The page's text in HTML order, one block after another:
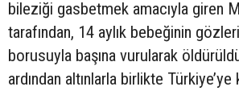
bileziği gasbetmek amacıyla giren
tarafından, 14 aylık bebeğinin
borusuyla başına vurularak
ardından altınlarla birlikte Türkiye’ye